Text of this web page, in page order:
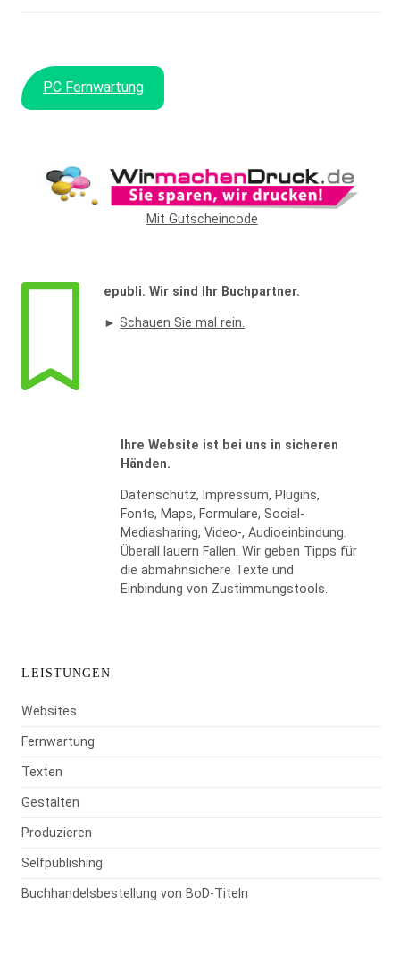
PC Fernwartung
Mit Gutscheincode
epubli. Wir sind Ihr Buchpartner.
►Schauen Sie mal rein.
Ihre Website ist bei uns in sicheren
Händen.
Datenschutz, Impressum, Plugins,
Fonts, Maps, Formulare, Social-
Mediasharing, Video-, Audioeinbindung.
Überall lauern Fallen. Wir geben Tipps für
die abmahnsichere Texte und
Einbindung von Zustimmungstools.
LEISTUNGEN
Websites
Fernwartung
Texten
Gestalten
Produzieren
Selfpublishing
Buchhandelsbestellung von BoD-Titeln
Widerrufsformular